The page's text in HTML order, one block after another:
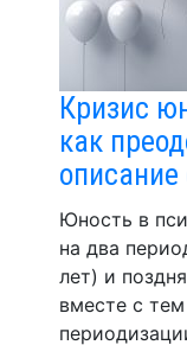
Кризис
как
описание
Юность в
на два
лет) и
вместе с